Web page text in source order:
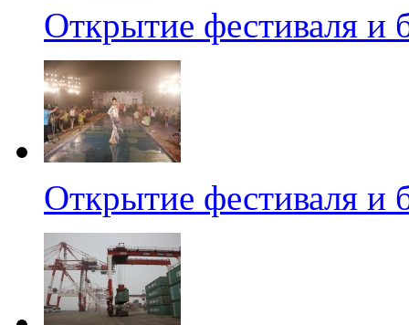
Открытие фестиваля и
Открытие фестиваля и